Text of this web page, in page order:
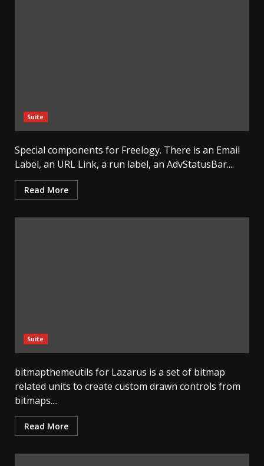
Suite
Special components for Freelogy. There is an Email
Label, an URL Link, a run label, an AdvStatusBar....
Read More
Suite
bitmapthemeutils for Lazarus is a set of bitmap
related units to create custom drawn controls from
bitmaps....
Read More